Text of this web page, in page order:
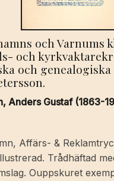
och Varnums
och
och
Anders Gustaf (1863-
Affärs- &
Trådhäftad
Ouppskuret